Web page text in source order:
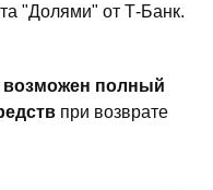
"Долями" от Т-Банк.
возможен полный
при возврате